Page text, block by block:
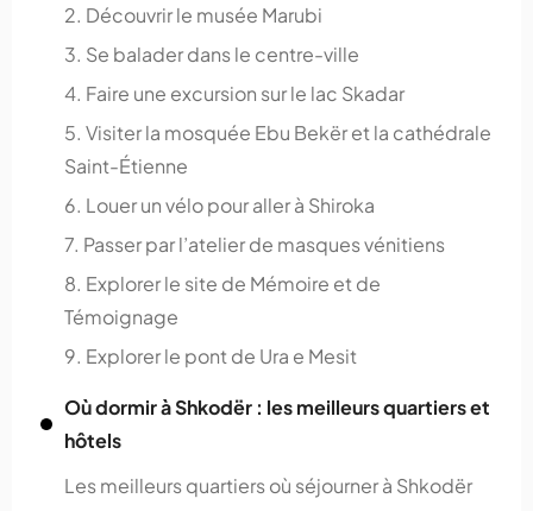
2. Découvrir le musée Marubi
3. Se balader dans le centre-ville
4. Faire une excursion sur le lac Skadar
5. Visiter la mosquée Ebu Bekër et la cathédrale
Saint-Étienne
6. Louer un vélo pour aller à Shiroka
7. Passer par l’atelier de masques vénitiens
8. Explorer le site de Mémoire et de
Témoignage
9. Explorer le pont de Ura e Mesit
Où dormir à Shkodër : les meilleurs quartiers et
hôtels
Les meilleurs quartiers où séjourner à Shkodër